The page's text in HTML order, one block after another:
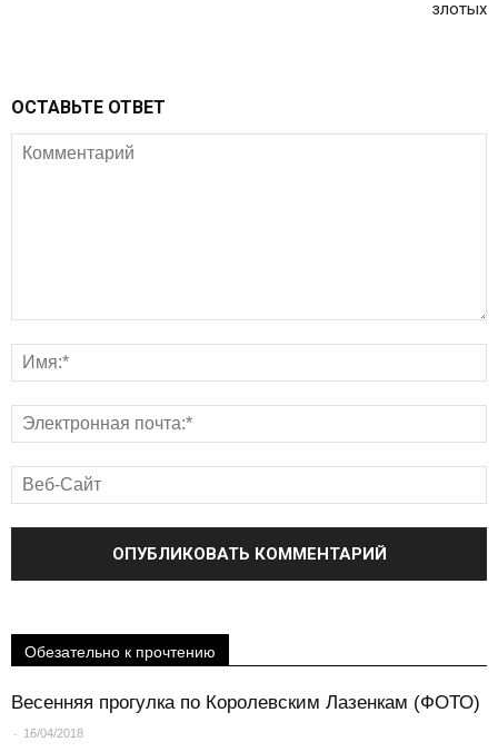
злотых
ОСТАВЬТЕ ОТВЕТ
Обезательно к прочтению
Весенняя прогулка по Королевским Лазенкам (ФОТО)
- 16/04/2018